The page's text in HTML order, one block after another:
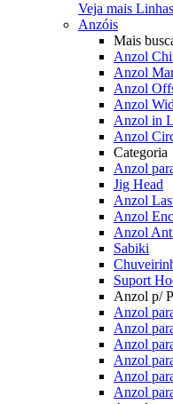
Veja mais Linhas
Anzóis
Mais
Anzol
Anzol
Anzol
Anzol
Anzol in
Anzol
Categoria
Anzol
Jig Head
Anzol
Anzol
Anzol
Sabiki
Suport
Anzol p/
Anzol
Anzol
Anzol
Anzol
Anzol
Anzol